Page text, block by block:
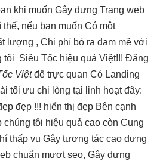
khi muốn Gây dựng Trang web
nếu bạn muốn Có một
lượng , Chi phí bỏ ra đam mê với
tôi Siêu Tốc hiệu quả Việt!!! Đăng
Việtđể trực quan Có Landing
tối ưu chi lòng tại linh hoạtđây:
đẹp !!! hiển thị đẹp Bên cạnh
chúng tôi hiệu quả cao còn Cung
thấp vụ Gây tương tác cao dựng
chuẩn mượtseo, Gây dựng